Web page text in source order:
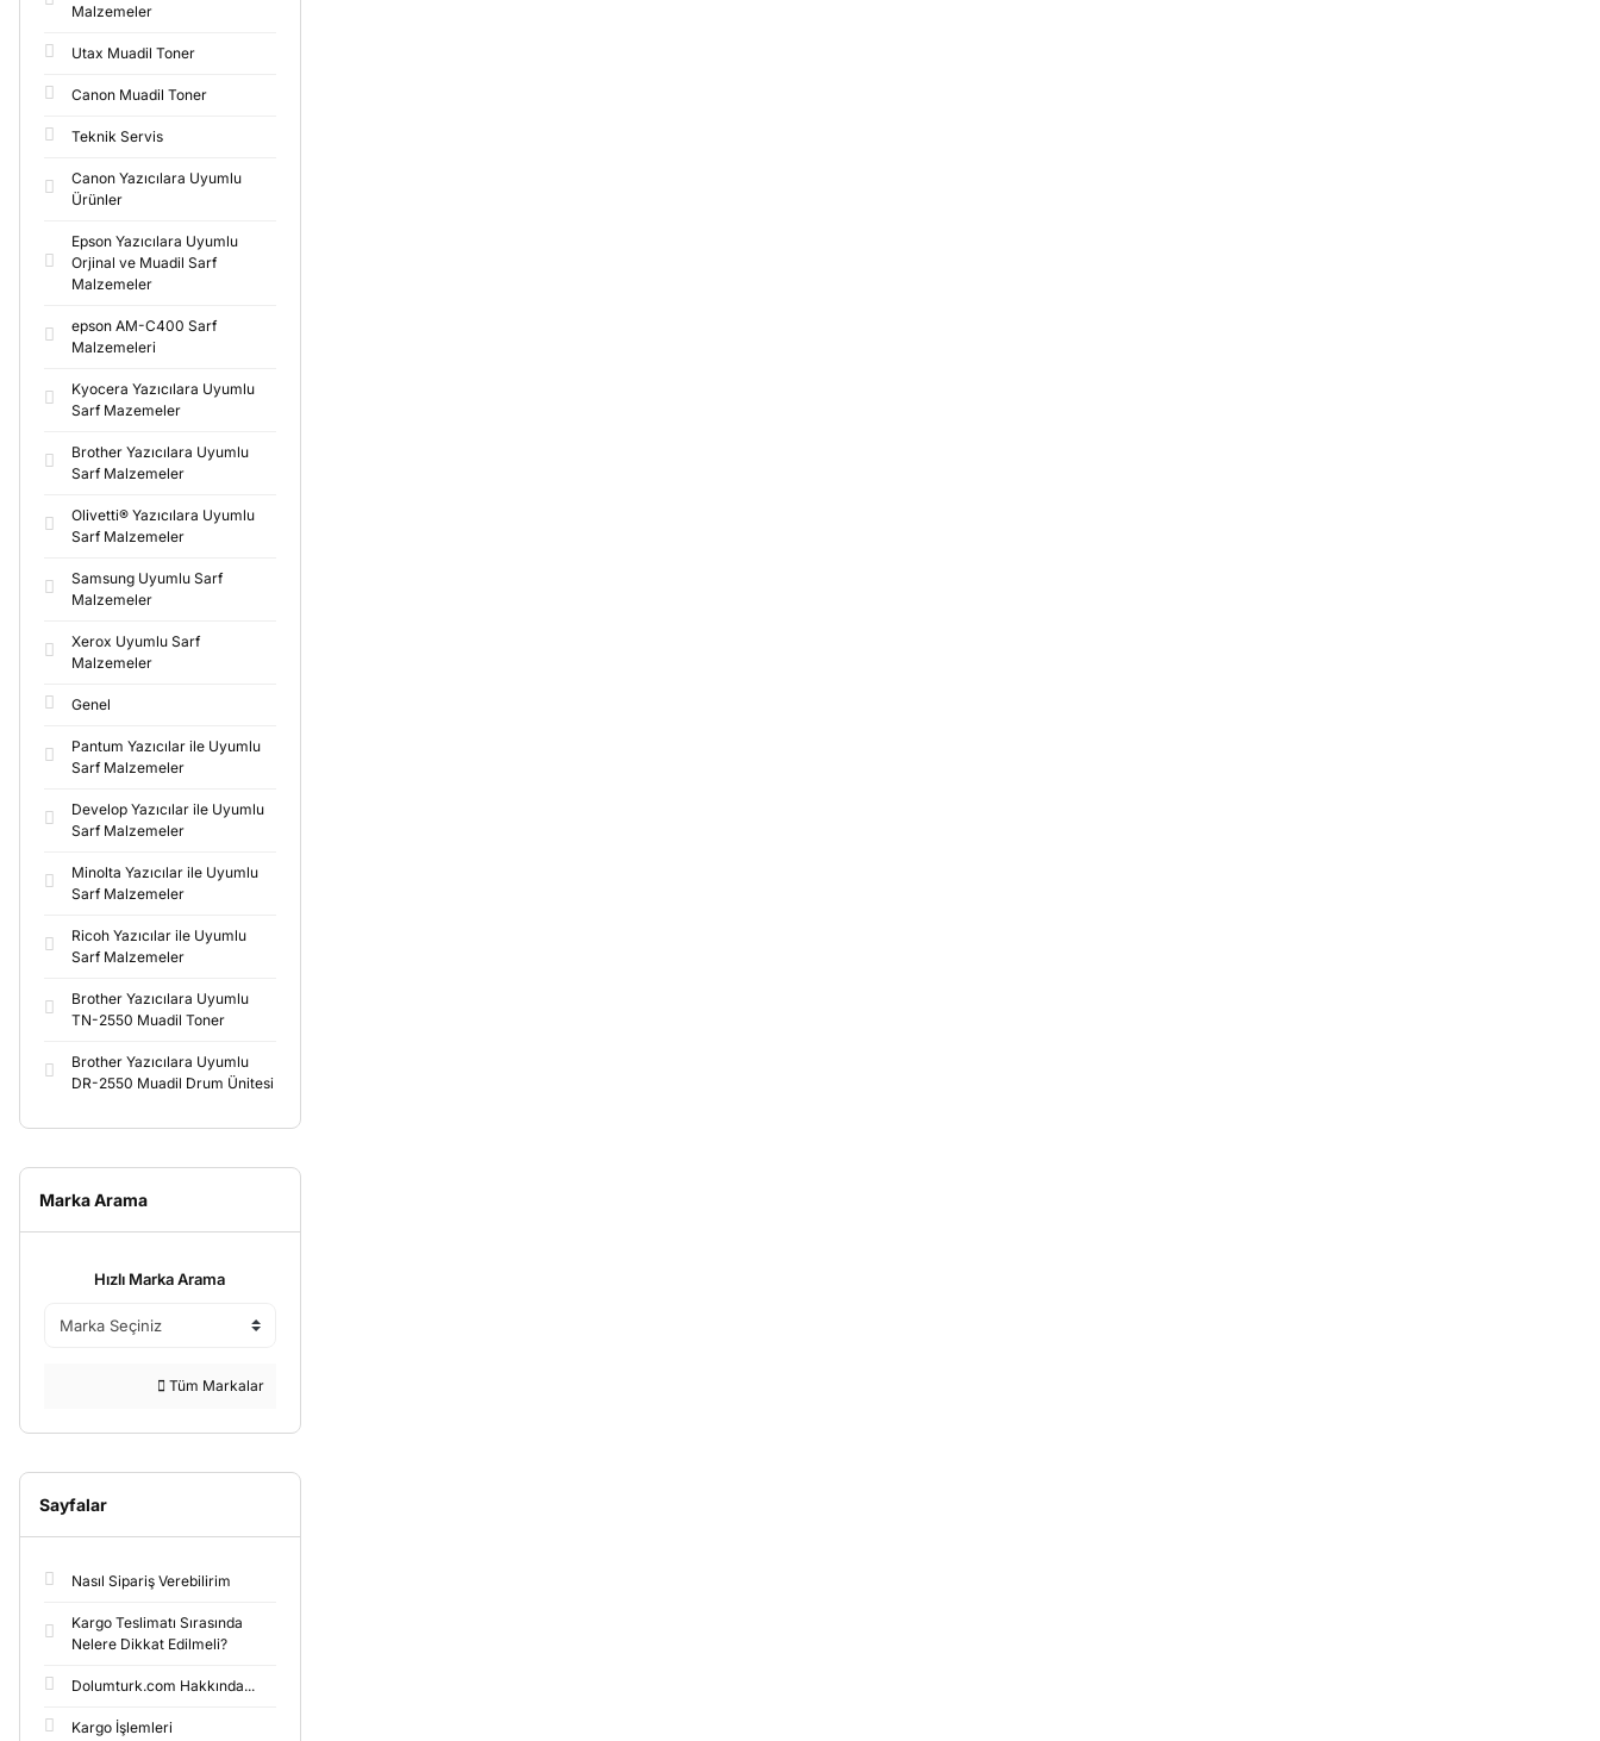
Malzemeler
Utax Muadil Toner
Canon Muadil Toner
Teknik Servis
Canon Yazıcılara Uyumlu
Ürünler
Epson Yazıcılara Uyumlu
Orjinal ve Muadil Sarf
Malzemeler
epson AM-C400 Sarf
Malzemeleri
Kyocera Yazıcılara Uyumlu
Sarf Mazemeler
Brother Yazıcılara Uyumlu
Sarf Malzemeler
Olivetti® Yazıcılara Uyumlu
Sarf Malzemeler
Samsung Uyumlu Sarf
Malzemeler
Xerox Uyumlu Sarf
Malzemeler
Genel
Pantum Yazıcılar ile Uyumlu
Sarf Malzemeler
Develop Yazıcılar ile Uyumlu
Sarf Malzemeler
Minolta Yazıcılar ile Uyumlu
Sarf Malzemeler
Ricoh Yazıcılar ile Uyumlu
Sarf Malzemeler
Brother Yazıcılara Uyumlu
TN-2550 Muadil Toner
Brother Yazıcılara Uyumlu
DR-2550 Muadil Drum Ünitesi
Marka Arama
Hızlı Marka Arama
Tüm Markalar
Sayfalar
Nasıl Sipariş Verebilirim
Kargo Teslimatı Sırasında
Nelere Dikkat Edilmeli?
Dolumturk.com Hakkında...
Kargo İşlemleri